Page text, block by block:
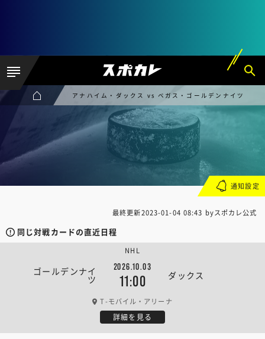
アナハイム・ダックス vs ベガス・ゴールデンナイツ
最終更新2023-01-04 08:43 byスポカレ公式
同じ対戦カードの直近日程
ゴールデンナイ
ツ
2026.10.03
11:00 ダックス
NHL
T-モバイル・アリーナ
詳細を見る
通知設定